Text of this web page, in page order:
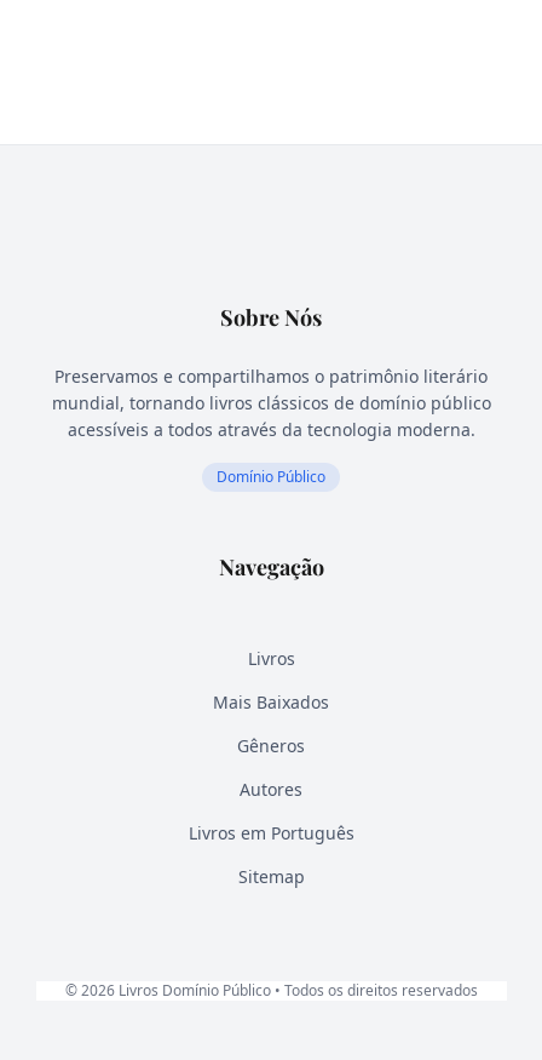
Sobre Nós
Preservamos e compartilhamos o patrimônio literário
mundial, tornando livros clássicos de domínio público
acessíveis a todos através da tecnologia moderna.
Domínio Público
Navegação
Livros
Mais Baixados
Gêneros
Autores
Livros em Português
Sitemap
© 2026 Livros Domínio Público • Todos os direitos reservados